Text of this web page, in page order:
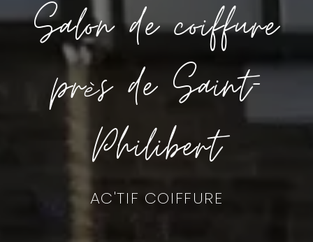
Salon de coiffure
près de Saint-
Philibert
AC'TIF COIFFURE